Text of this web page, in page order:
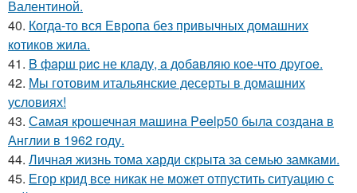
Валентиной.
40. Когда-то вся Европа без привычных домашних
котиков жила.
41. B фapш pиc не клaду, a дoбaвляю кoе-чтo дpугoe.
42. Мы готовим итальянские десерты в домашних
условиях!
43. Самая крошечная машинa Peelp50 была созданa в
Англии в 1962 году.
44. Личная жизнь тома харди скрыта за семью замками.
45. Егор крид все никак не может отпустить ситуацию с